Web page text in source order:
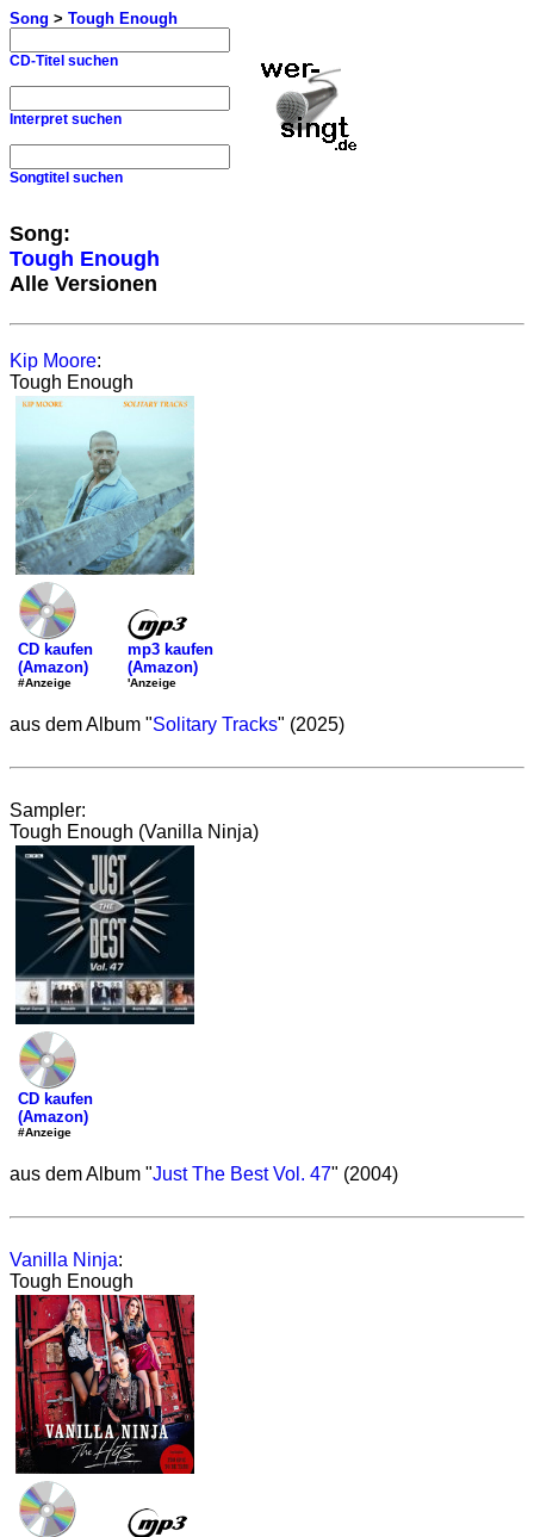
Song > Tough Enough
CD-Titel suchen
Interpret suchen
Songtitel suchen
Song:
Tough Enough
Alle Versionen
Kip Moore:
Tough Enough
CD kaufen
(Amazon)
#Anzeige
mp3 kaufen
(Amazon)
'Anzeige
aus dem Album "Solitary Tracks" (2025)
Sampler:
Tough Enough (Vanilla Ninja)
CD kaufen
(Amazon)
#Anzeige
aus dem Album "Just The Best Vol. 47" (2004)
Vanilla Ninja:
Tough Enough